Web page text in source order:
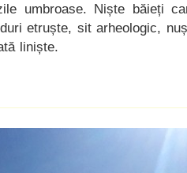
umbroase. Niște băieți
etruște, sit arheologic,
liniște.